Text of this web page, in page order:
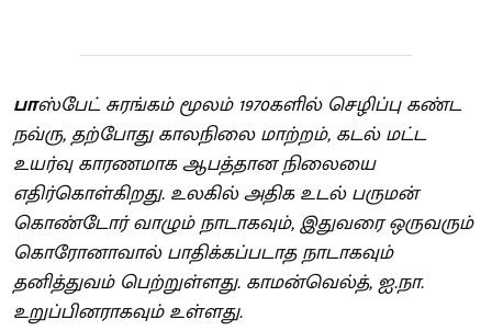
பாஸ்பேட் சுரங்கம் மூலம் 1970களில் செழிப்பு கண்ட
நவ்ரு, தற்போது காலநிலை மாற்றம், கடல் மட்ட
உயர்வு காரணமாக ஆபத்தான நிலையை
எதிர்கொள்கிறது. உலகில் அதிக உடல் பருமன்
கொண்டோர் வாழும் நாடாகவும், இதுவரை ஒருவரும்
கொரோனாவால் பாதிக்கப்படாத நாடாகவும்
தனித்துவம் பெற்றுள்ளது. காமன்வெல்த், ஐ.நா.
உறுப்பினராகவும் உள்ளது.